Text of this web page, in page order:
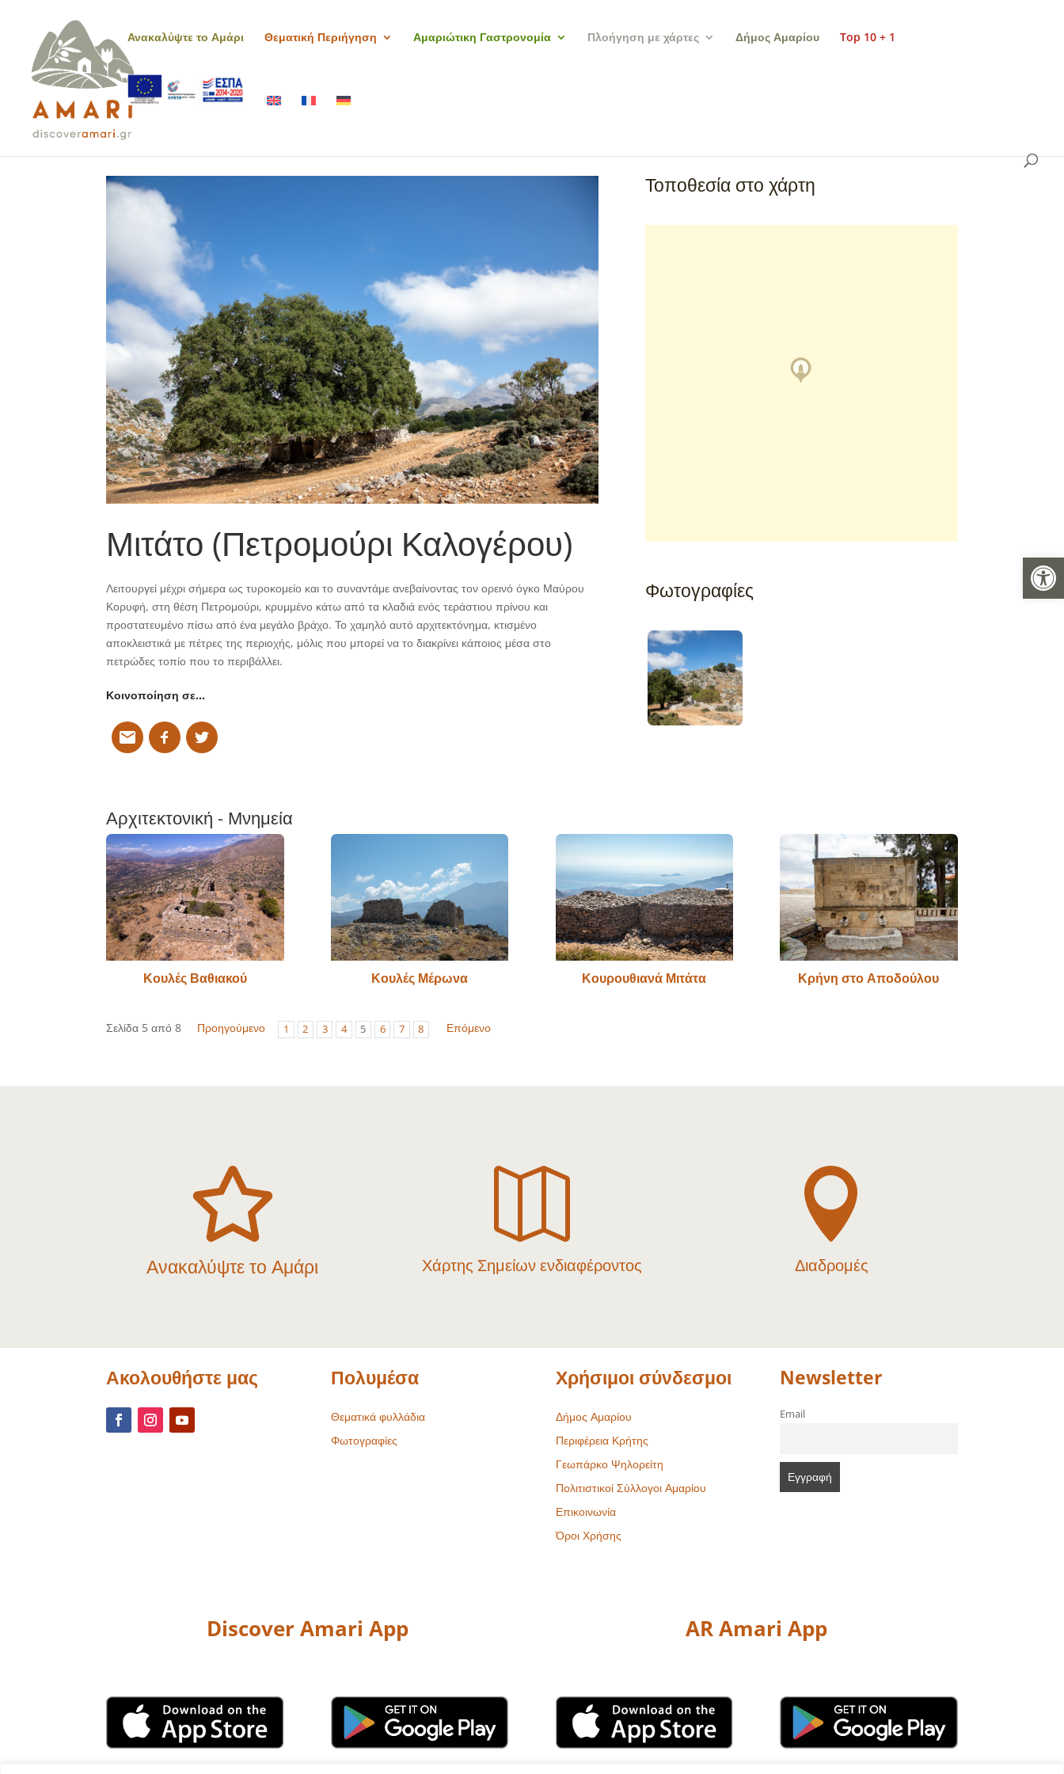
Ανακαλύψτε το Αμάρι Θεματική Περιήγηση Αμαριώτικη Γαστρονομία Πλοήγηση με χάρτες Δήμος Αμαρίου Top 10 + 1
Μιτάτο (Πετρομούρι Καλογέρου)
Λειτουργεί μέχρι σήμερα ως τυροκομείο και το συναντάμε ανεβαίνοντας τον ορεινό όγκο Μαύρου
Κορυφή, στη θέση Πετρομούρι, κρυμμένο κάτω από τα κλαδιά ενός τεράστιου πρίνου και
προστατευμένο πίσω από ένα μεγάλο βράχο. Το χαμηλό αυτό αρχιτεκτόνημα, κτισμένο
αποκλειστικά με πέτρες της περιοχής, μόλις που μπορεί να το διακρίνει κάποιος μέσα στο
πετρώδες τοπίο που το περιβάλλει.
Κοινοποίηση σε…
Τοποθεσία στο χάρτη
Φωτογραφίες
Αρχιτεκτονική - Μνημεία
Κουλές Βαθιακού Κουλές Μέρωνα Κουρουθιανά Μιτάτα Κρήνη στο Αποδούλου
Σελίδα 5 από 8 Προηγούμενο 1 2 3 4 5 6 7 8 Επόμενο

Ανακαλύψτε το Αμάρι

Χάρτης Σημείων ενδιαφέροντος

Διαδρομές
Ακολουθήστε μας Πολυμέσα
Θεματικά φυλλάδια
Φωτογραφίες
Χρήσιμοι σύνδεσμοι
Δήμος Αμαρίου
Περιφέρεια Κρήτης
Γεωπάρκο Ψηλορείτη
Πολιτιστικοί Σύλλογοι Αμαρίου
Επικοινωνία
Όροι Χρήσης
Newsletter
Email
Discover Amari App AR Amari App